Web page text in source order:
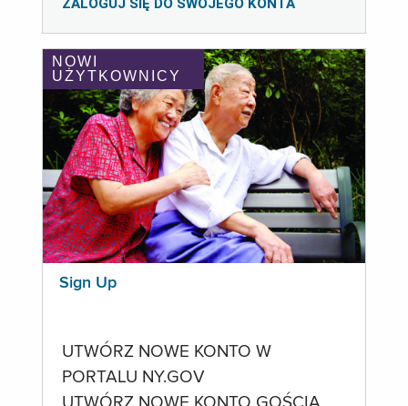
ZALOGUJ SIĘ DO SWOJEGO KONTA
NOWI
UŻYTKOWNICY
Sign Up
UTWÓRZ NOWE KONTO W
PORTALU NY.GOV